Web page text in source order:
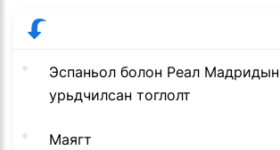
Эспаньол болон Реал Мадридын
урьдчилсан тоглолт
Маягт